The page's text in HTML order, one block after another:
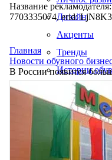
Дизайн
Акценты
Тренды
Истории
Производство
Название
7703335074, erid:
Главная
Новости обувного
В России появится